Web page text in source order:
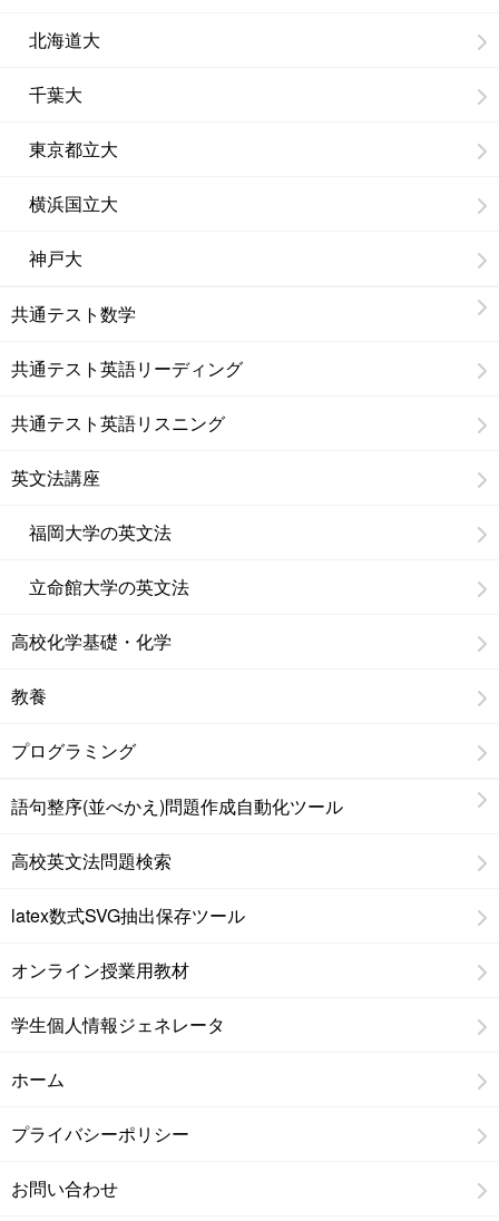
北海道大
千葉大
東京都立大
横浜国立大
神戸大
共通テスト数学
共通テスト英語リーディング
共通テスト英語リスニング
英文法講座
福岡大学の英文法
立命館大学の英文法
高校化学基礎・化学
教養
プログラミング
語句整序(並べかえ)問題作成自動化ツール
高校英文法問題検索
latex数式SVG抽出保存ツール
オンライン授業用教材
学生個人情報ジェネレータ
ホーム
プライバシーポリシー
お問い合わせ